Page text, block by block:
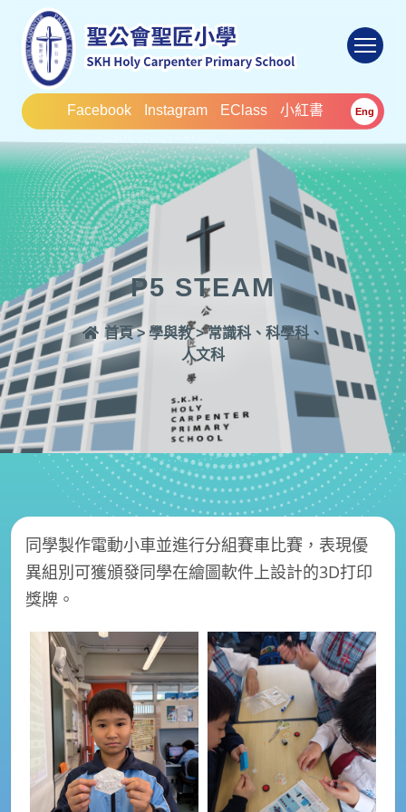
Facebook Instagram EClass 小紅書 Eng
P5 STEAM
首頁 > 學與教 > 常識科、科學科、
人文科
同學製作電動小車並進行分組賽車比賽，表現優
異組別可獲頒發同學在繪圖軟件上設計的3D打印
獎牌。